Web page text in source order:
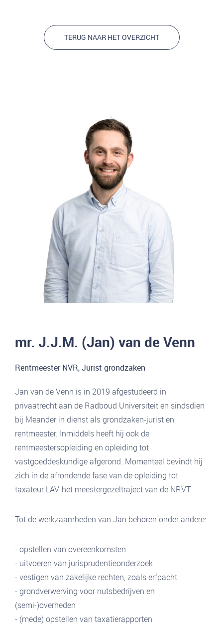
TERUG NAAR HET OVERZICHT
mr. J.J.M. (Jan) van de Venn
Rentmeester NVR, Jurist grondzaken
Jan van de Venn is in 2019 afgestudeerd in
privaatrecht aan de Radboud Universiteit en sindsdien
bij Meander in dienst als grondzaken-jurist en
rentmeester. Inmiddels heeft hij ook de
rentmeestersopleiding en opleiding tot
vastgoeddeskundige afgerond. Momenteel bevindt hij
zich in de afrondende fase van de opleiding tot
taxateur LAV, het meestergezeltraject van de NRVT.
Tot de werkzaamheden van Jan behoren onder andere:
- opstellen van overeenkomsten
- uitvoeren van jurisprudentieonderzoek
- vestigen van zakelijke rechten, zoals erfpacht
- grondverwerving voor nutsbedrijven en
(semi-)overheden
- (mede) opstellen van taxatierapporten